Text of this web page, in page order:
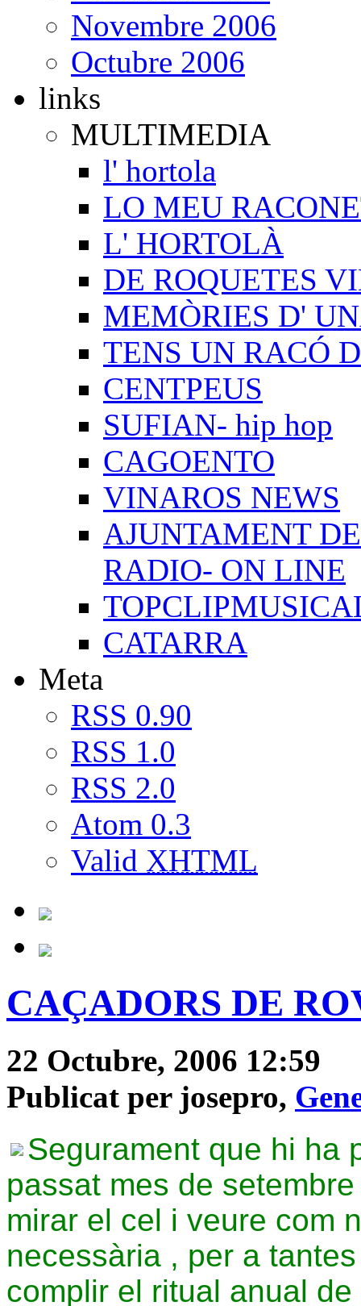
Novembre 2006
Octubre 2006
links
MULTIMEDIA
l' hortola
LO MEU
L' HORTOLÀ
DE ROQUETES
MEMÒRIES D'
TENS UN RACÓ
CENTPEUS
SUFIAN- hip hop
CAGOENTO
VINAROS NEWS
AJUNTAMENT
RADIO- ON LINE
CATARRA
Meta
RSS 0.90
RSS 1.0
RSS 2.0
Atom 0.3
Valid XHTML
CAÇADORS DE
22 Octubre, 2006 12:59
Publicat per josepro,
Segurament que hi ha
passat mes de
mirar el cel i veure com
necessària , per a
complir el ritual anual